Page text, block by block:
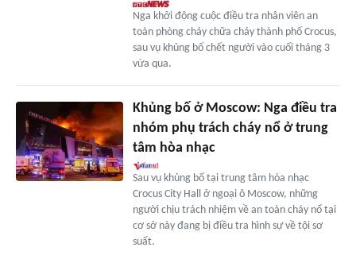
Nga khởi động cuộc điều tra nhân viên an
toàn phòng cháy chữa cháy thành phố Crocus,
sau vụ khủng bố chết người vào cuối tháng 3
vừa qua.
Khủng bố ở Moscow: Nga điều tra
nhóm phụ trách cháy nổ ở trung
tâm hòa nhạc
Sau vụ khủng bố tại trung tâm hòa nhạc
Crocus City Hall ở ngoại ô Moscow, những
người chịu trách nhiệm về an toàn cháy nổ tại
cơ sở này đang bị điều tra hình sự về tội sơ
suất.